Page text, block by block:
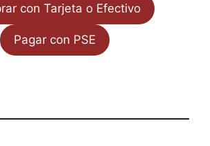
con Tarjeta o Efectivo
Pagar con PSE